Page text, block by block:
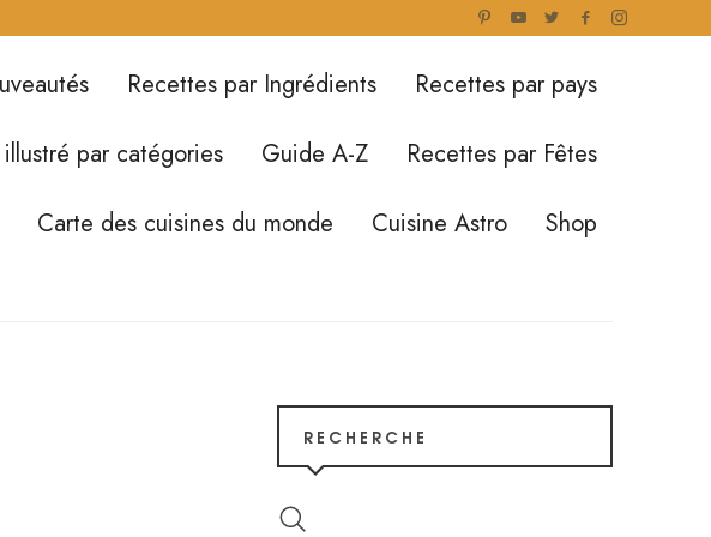
Recettes par Ingrédients
Recettes par pays
par catégories Guide A-Z
Recettes par Fêtes
Carte des cuisines du monde Cuisine Astro Shop
RECHERCHE